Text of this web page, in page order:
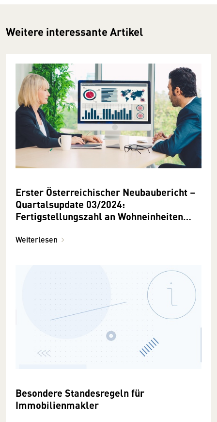
Weitere interessante Artikel
Erster Österreichischer Neubaubericht –
Quartalsupdate 03/2024:
Fertigstellungszahl an Wohneinheiten
zurück
Weiterlesen
Besondere Standesregeln für
Immobilienmakler